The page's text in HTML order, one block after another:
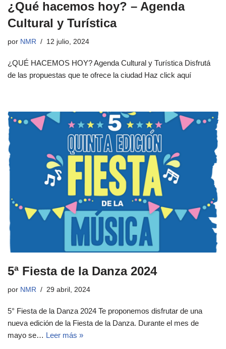
¿Qué hacemos hoy? – Agenda
Cultural y Turística
por NMR 12 julio, 2024
¿QUÉ HACEMOS HOY? Agenda Cultural y Turística Disfrutá
de las propuestas que te ofrece la ciudad Haz click aquí
5ª Fiesta de la Danza 2024
por NMR 29 abril, 2024
5° Fiesta de la Danza 2024 Te proponemos disfrutar de una
nueva edición de la Fiesta de la Danza. Durante el mes de
mayo se… Leer más »